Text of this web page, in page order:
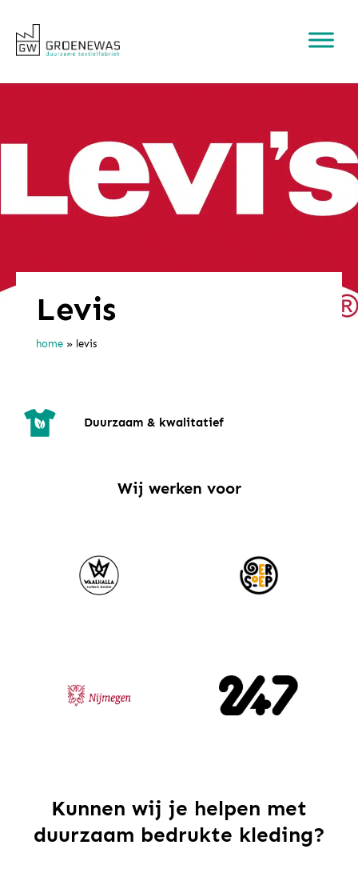
Levis
home » levis
Duurzaam & kwalitatief
Wij werken voor
Kunnen wij je helpen met
duurzaam bedrukte kleding?